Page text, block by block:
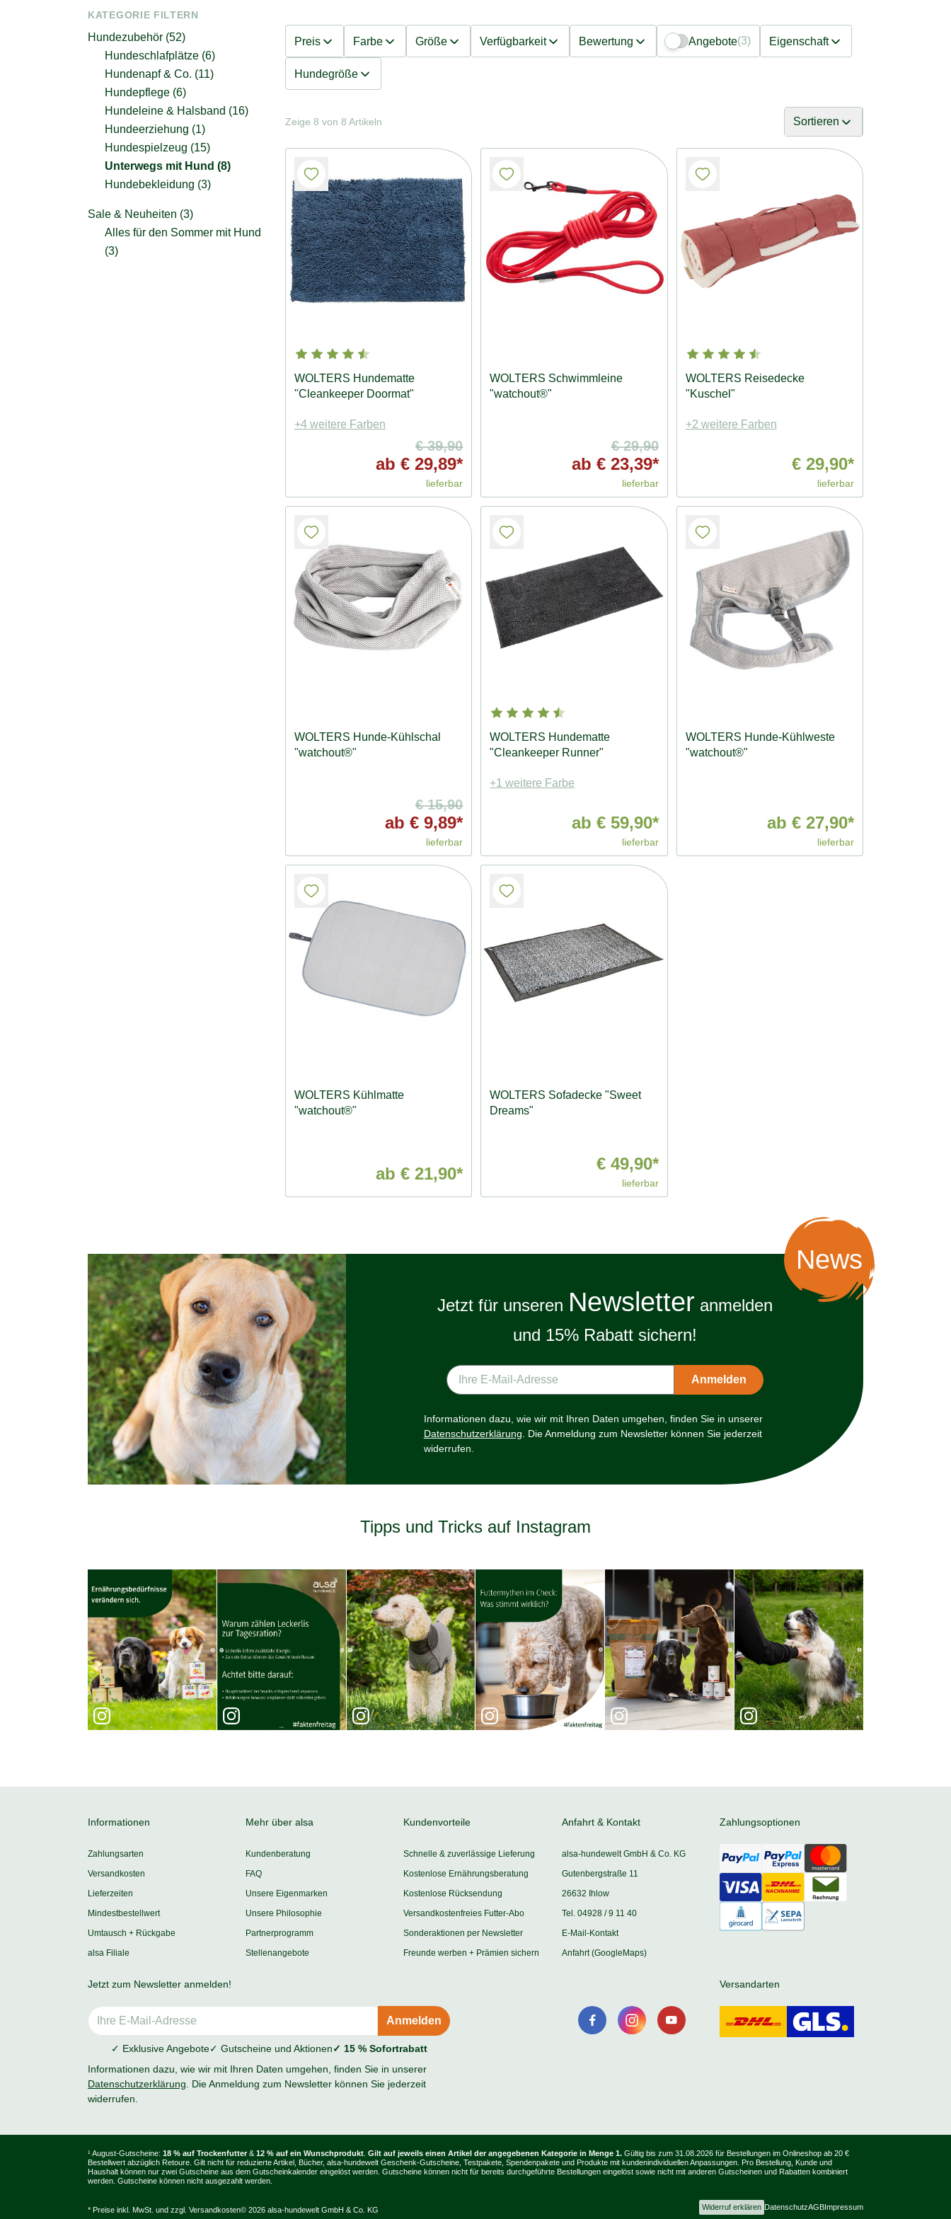
KATEGORIE FILTERN
Hundezubehör (52)
Hundeschlafplätze (6)
Hundenapf & Co. (11)
Hundepflege (6)
Hundeleine & Halsband (16)
Hundeerziehung (1)
Hundespielzeug (15)
Unterwegs mit Hund (8)
Hundebekleidung (3)
Sale & Neuheiten (3)
Alles für den Sommer mit Hund
(3)
Preis Farbe Größe Verfügbarkeit Bewertung Angebote(3) Eigenschaft
Hundegröße
Zeige 8 von 8 Artikeln Sortieren
WOLTERS Hundematte
"Cleankeeper Doormat"
+4 weitere Farben
€ 39,90
ab € 29,89*
lieferbar
WOLTERS Schwimmleine
"watchout®"
€ 29,90
ab € 23,39*
lieferbar
WOLTERS Reisedecke
"Kuschel"
+2 weitere Farben
€ 29,90*
lieferbar
WOLTERS Hunde-Kühlschal
"watchout®"
€ 15,90
ab € 9,89*
lieferbar
WOLTERS Hundematte
"Cleankeeper Runner"
+1 weitere Farbe
ab € 59,90*
lieferbar
WOLTERS Hunde-Kühlweste
"watchout®"
ab € 27,90*
lieferbar
WOLTERS Kühlmatte
"watchout®"
ab € 21,90*
WOLTERS Sofadecke "Sweet
Dreams"
€ 49,90*
lieferbar
News
Jetzt für unseren Newsletter anmelden
und 15% Rabatt sichern!
Informationen dazu, wie wir mit Ihren Daten umgehen, finden Sie in unserer
Datenschutzerklärung . Die Anmeldung zum Newsletter können Sie jederzeit
widerrufen.
Tipps und Tricks auf Instagram
Informationen
Zahlungsarten
Versandkosten
Lieferzeiten
Mindestbestellwert
Umtausch + Rückgabe
alsa Filiale
Mehr über alsa
Kundenberatung
FAQ
Unsere Eigenmarken
Unsere Philosophie
Partnerprogramm
Stellenangebote
Kundenvorteile
Schnelle & zuverlässige Lieferung
Kostenlose Ernährungsberatung
Kostenlose Rücksendung
Versandkostenfreies Futter-Abo
Sonderaktionen per Newsletter
Freunde werben + Prämien sichern
Anfahrt & Kontakt
alsa-hundewelt GmbH & Co. KG
Gutenbergstraße 11
26632 Ihlow
Tel. 04928 / 9 11 40
E-Mail-Kontakt
Anfahrt (GoogleMaps)
Zahlungsoptionen
Versandarten
Jetzt zum Newsletter anmelden!
✓ Exklusive Angebote✓ Gutscheine und Aktionen✓ 15 % Sofortrabatt
Informationen dazu, wie wir mit Ihren Daten umgehen, finden Sie in unserer
Datenschutzerklärung. Die Anmeldung zum Newsletter können Sie jederzeit
widerrufen.
¹ August-Gutscheine: 18 % auf Trockenfutter & 12 % auf ein Wunschprodukt Gilt auf jeweils einen Artikel der angegebenen Kategorie in Menge 1. Gültig bis zum 31.08.2026 für Bestellungen im Onlineshop ab 20 €
Bestellwert abzüglich Retoure. Gilt nicht für reduzierte Artikel, Bücher, alsa-hundewelt Geschenk-Gutscheine, Testpakete, Spendenpakete und Produkte mit kundenindividuellen Anpassungen. Pro Bestellung, Kunde und
Haushalt können nur zwei Gutscheine aus dem Gutscheinkalender eingelöst werden. Gutscheine können nicht für bereits durchgeführte Bestellungen eingelöst sowie nicht mit anderen Gutscheinen und Rabatten kombiniert
werden. Gutscheine können nicht ausgezahlt werden.
* Preise inkl. MwSt. und zzgl. Versandkosten© 2026 alsa-hundewelt GmbH & Co. KG Widerruf erklären DatenschutzAGB Impressum